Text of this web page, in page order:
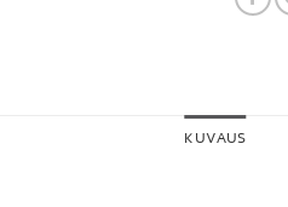
KUVAUS